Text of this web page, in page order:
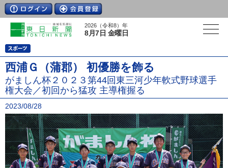
2026（令和8）年
8月7日 金曜日
西浦Ｇ（蒲郡） 初優勝を飾る
がましん杯２０２３第44回東三河少年軟式野球選手
権大会／初回から猛攻 主導権握る
2023/08/28